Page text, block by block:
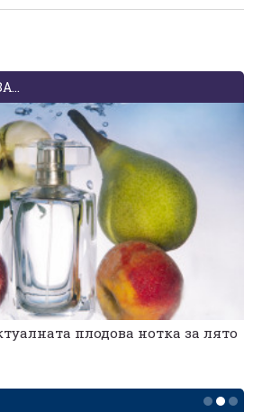
плодова нотка за лято